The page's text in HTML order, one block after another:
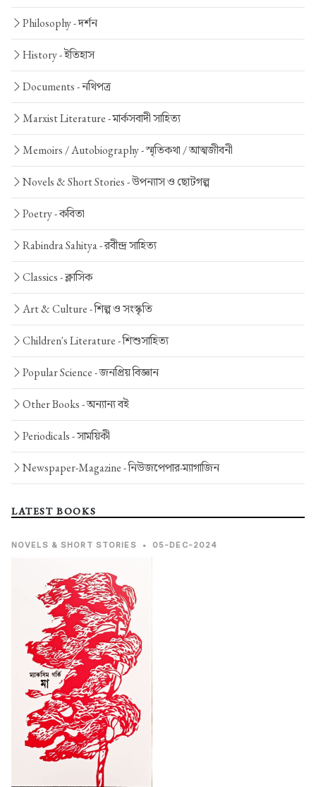
Philosophy -দর্শন
History -ইতিহাস
Documents -নথিপত্র
Marxist Literature -মার্কসবাদী সাহিত্য
Memoirs / Autobiography -স্মৃতিকথা / আত্মজীবনী
Novels & Short Stories -উপন্যাস ও ছোটগল্প
Poetry -কবিতা
Rabindra Sahitya -রবীন্দ্র সাহিত্য
Classics -ক্লাসিক
Art & Culture -শিল্প ও সংস্কৃতি
Children's Literature -শিশুসাহিত্য
Popular Science -জনপ্রিয় বিজ্ঞান
Other Books -অন্যান্য বই
Periodicals -সাময়িকী
Newspaper-Magazine -নিউজপেপার-ম্যাগাজিন
LATEST BOOKS
NOVELS & SHORT STORIES • 05-DEC-2024